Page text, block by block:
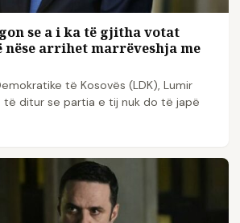
se a i ka të gjitha votat
nëse arrihet marrëveshja me
të Kosovës (LDK), Lumir
të ditur se partia e tij nuk do të japë